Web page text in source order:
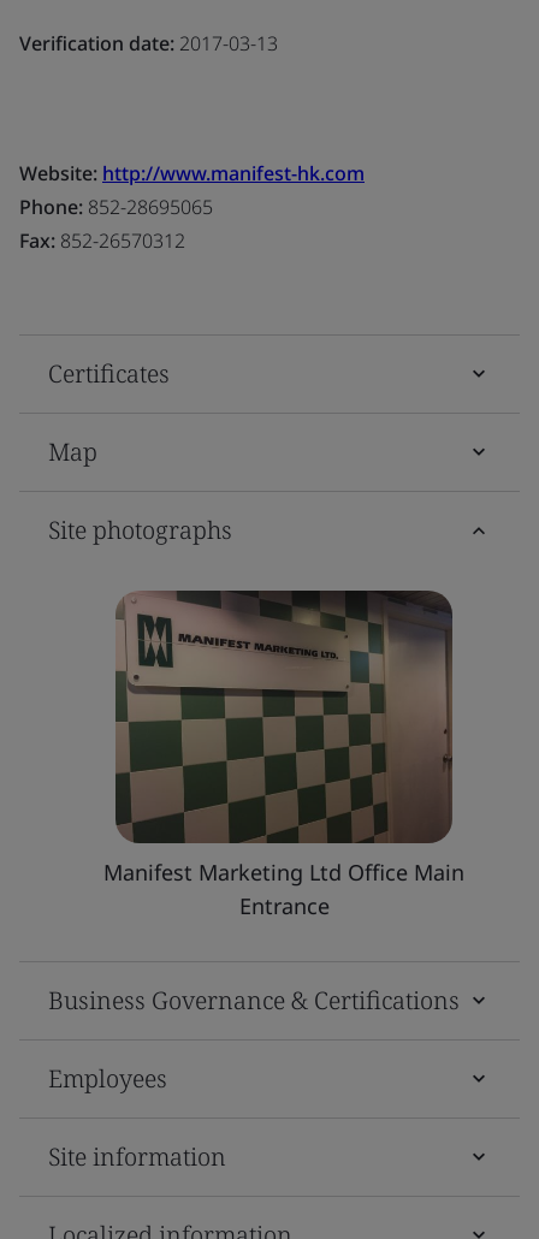
Verification date: 2017-03-13
Website: http://www.manifest-hk.com
Phone: 852-28695065
Fax: 852-26570312
Certificates
Map
Site photographs
Manifest Marketing Ltd Office Main
Entrance
Business Governance & Certifications
Employees
Site information